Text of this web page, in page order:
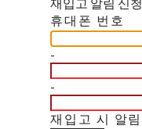
휴대폰 번호
-
-
재입고 시 알림